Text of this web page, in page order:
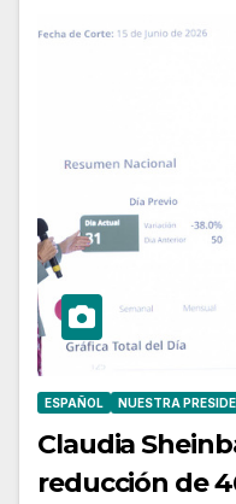
ESPAÑOL NUESTRA
Claudia
reducción de